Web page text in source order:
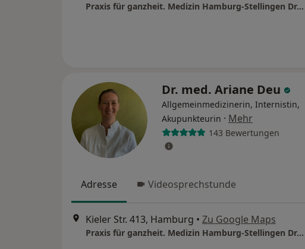
Praxis für ganzheit. Medizin Hamburg-Stellingen Dr.med. Ariane Deu und Christian Kuschel
Dr. med. Ariane Deu
Allgemeinmedizinerin, Internistin,
Akupunkteurin · Mehr
143 Bewertungen
Adresse Videosprechstunde
Kieler Str. 413, Hamburg • Zu Google Maps
Praxis für ganzheit. Medizin Hamburg-Stellingen Dr.med. Ariane Deu und Christian Kuschel